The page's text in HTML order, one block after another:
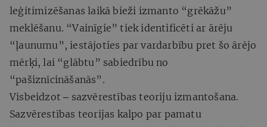
leģitimizēšanas laikā bieži izmanto “grēkāžu”
meklēšanu. “Vainīgie” tiek identificēti ar ārēju
“ļaunumu”, iestājoties par vardarbību pret šo ārējo
mērķi, lai “glābtu” sabiedrību no
“pašiznīcināšanās”.
Visbeidzot ‒ sazvērestības teoriju izmantošana.
Sazvērestības teorijas kalpo par pamatu